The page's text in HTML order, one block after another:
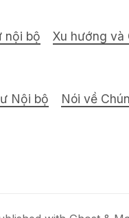
nội bộ Xu hướng và
Nội bộ Nói về